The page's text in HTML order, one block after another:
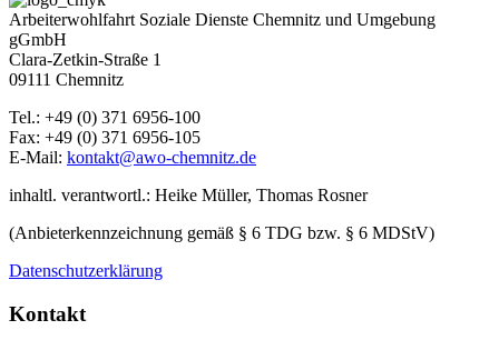
Arbeiterwohlfahrt Soziale Dienste Chemnitz und Umgebung
gGmbH
Clara-Zetkin-Straße 1
09111 Chemnitz
Tel.: +49 (0) 371 6956-100
Fax: +49 (0) 371 6956-105
E-Mail: kontakt@awo-chemnitz.de
inhaltl. verantwortl.: Heike Müller, Thomas Rosner
(Anbieterkennzeichnung gemäß § 6 TDG bzw. § 6 MDStV)
Datenschutzerklärung
Kontakt